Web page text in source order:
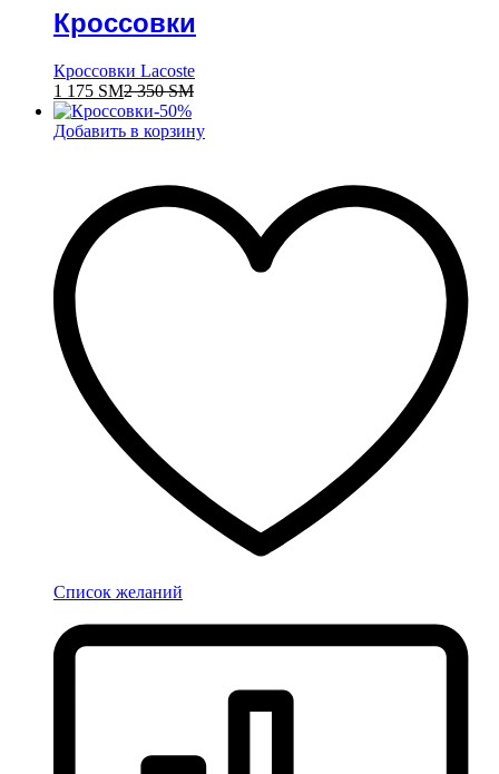
Кроссовки
Кроссовки Lacoste
1 175 ЅМ2 350ЅМ
-50%
Добавить в корзину
Список желаний